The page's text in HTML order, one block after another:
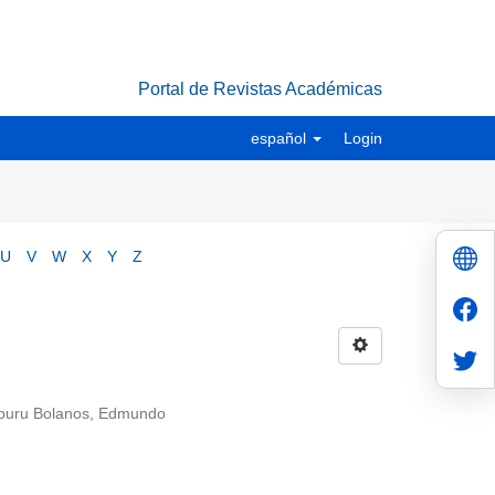
Portal de Revistas Académicas
español Login
U V W X Y Z
Bolanos, Edmundo